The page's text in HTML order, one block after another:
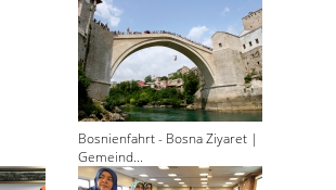
Bosnienfahrt - Bosna Ziyaret |
Gemeind...